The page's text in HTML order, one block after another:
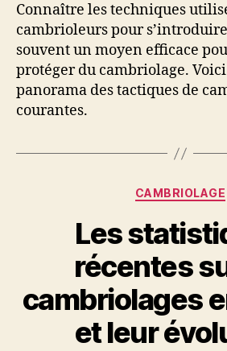
Connaître les techniques
cambrioleurs pour
souvent un moyen efficace
protéger du cambriolage.
panorama des tactiques de
courantes.
CAMBRIOLAGE
Les
récentes
cambriolages
et leur